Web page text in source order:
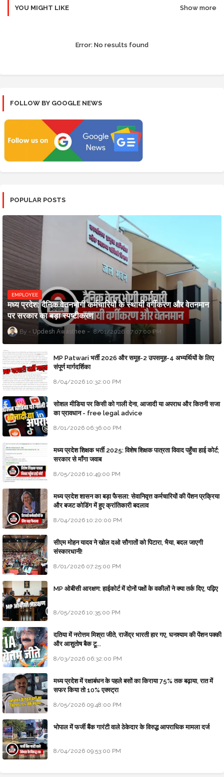
YOU MIGHT LIKE Show more
Error: No results found
FOLLOW BY GOOGLE NEWS
POPULAR POSTS
EMPLOYEE
मध्य प्रदेश: दैनिक वेतनभोगी कर्मचारियों के स्थायी वर्गीकरण और वेतनमान
पर सरकार का बड़ा स्पष्टीकरण
Updesh Awasthee 8/01/2026 07:07:00 PM
MP Patwari भर्ती 2026 और समूह-2 उपसमूह-4 अभ्यर्थियों के लिए
संपूर्ण मार्गदर्शिका
8/04/2026 10:32:00 PM
सोशल मीडिया पर किसी को गाली देना, आजादी या अपराध और कितनी सजा
का प्रावधान - free legal advice
8/01/2026 06:36:00 PM
मध्य प्रदेश शिक्षक भर्ती 2025: विशेष शिक्षक पात्रता विवाद पहुँचा हाई कोर्ट;
सरकार से माँगा जवाब
8/05/2026 10:49:00 PM
मध्य प्रदेश शासन का बड़ा फैसला: सेवानिवृत्त कर्मचारियों की पेंशन प्रक्रिया
और बजट कोडिंग में हुए क्रांतिकारी बदलाव
8/04/2026 10:20:00 PM
सीएम मोहन यादव ने खोल दओ सौगातों को पिटारा, भैया, बदल जाएगी
संस्कारधानी!
8/01/2026 07:25:00 PM
MP ओबीसी आरक्षण: हाईकोर्ट में दोनों पक्षों के वकीलों ने क्या तर्क दिए, पढ़िए
8/05/2026 10:35:00 PM
दतिया में नरोत्तम मिश्रा जीते, राजेंद्र भारती हार गए, घनश्याम की पेंशन पक्की
और आशुतोष बैक टू...
8/03/2026 06:32:00 PM
मध्य प्रदेश में रक्षाबंधन के पहले बसों का किराया 75% तक बढ़ाया, रात में
सफर किया तो 10% एक्स्ट्रा
8/05/2026 09:48:00 PM
भोपाल में फर्जी बैंक गारंटी वाले ठेकेदार के विरुद्ध आपराधिक मामला दर्ज
8/04/2026 09:53:00 PM